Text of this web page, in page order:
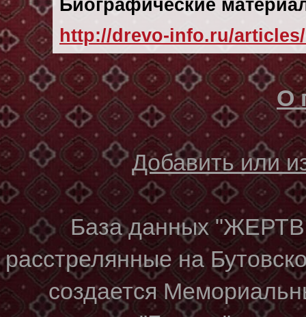
Биографические
http://drevo-info.ru/
О
Добавить или
База данных
расстрелянные на
создается